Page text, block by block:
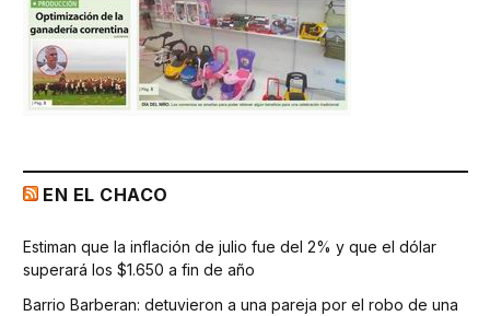
EN EL CHACO
Estiman que la inflación de julio fue del 2% y que el dólar
superará los $1.650 a fin de año
Barrio Barberan: detuvieron a una pareja por el robo de una